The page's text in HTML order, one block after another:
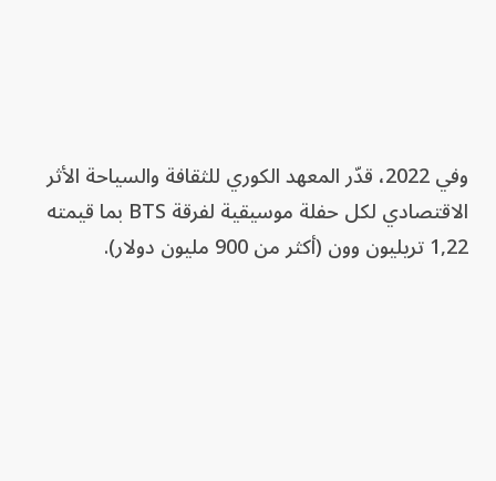
وفي 2022، قدّر المعهد الكوري للثقافة والسياحة الأثر
الاقتصادي لكل حفلة موسيقية لفرقة BTS بما قيمته
1,22 تريليون وون (أكثر من 900 مليون دولار).